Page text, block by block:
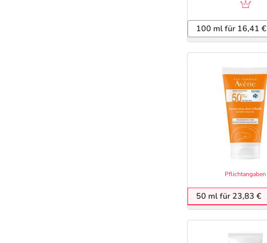
100 ml für 16,41 €
Pflichtangaben
50 ml für 23,83 €